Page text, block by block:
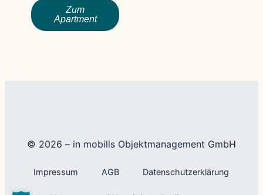
Zum
Apartment
© 2026 – in mobilis Objektmanagement GmbH
Impressum AGB Datenschutzerklärung